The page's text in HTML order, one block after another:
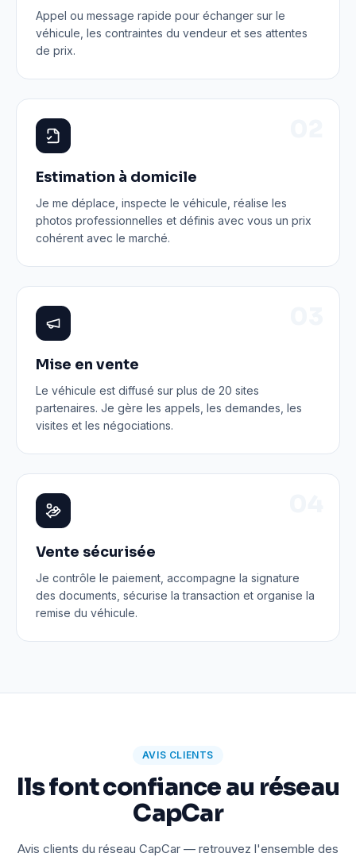
Appel ou message rapide pour échanger sur le
véhicule, les contraintes du vendeur et ses attentes
de prix.
Estimation à domicile
Je me déplace, inspecte le véhicule, réalise les
photos professionnelles et définis avec vous un prix
cohérent avec le marché.
Mise en vente
Le véhicule est diffusé sur plus de 20 sites
partenaires. Je gère les appels, les demandes, les
visites et les négociations.
Vente sécurisée
Je contrôle le paiement, accompagne la signature
des documents, sécurise la transaction et organise la
remise du véhicule.
AVIS CLIENTS
Ils font confiance au réseau
CapCar
Avis clients du réseau CapCar — retrouvez l'ensemble des